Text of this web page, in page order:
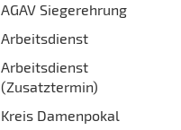
AGAV Siegerehrung
Arbeitsdienst
Arbeitsdienst
(Zusatztermin)
Kreis Damenpokal